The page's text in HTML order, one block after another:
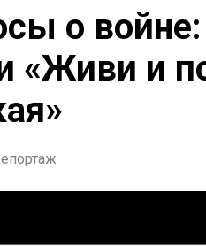
о войне:
«Живи и